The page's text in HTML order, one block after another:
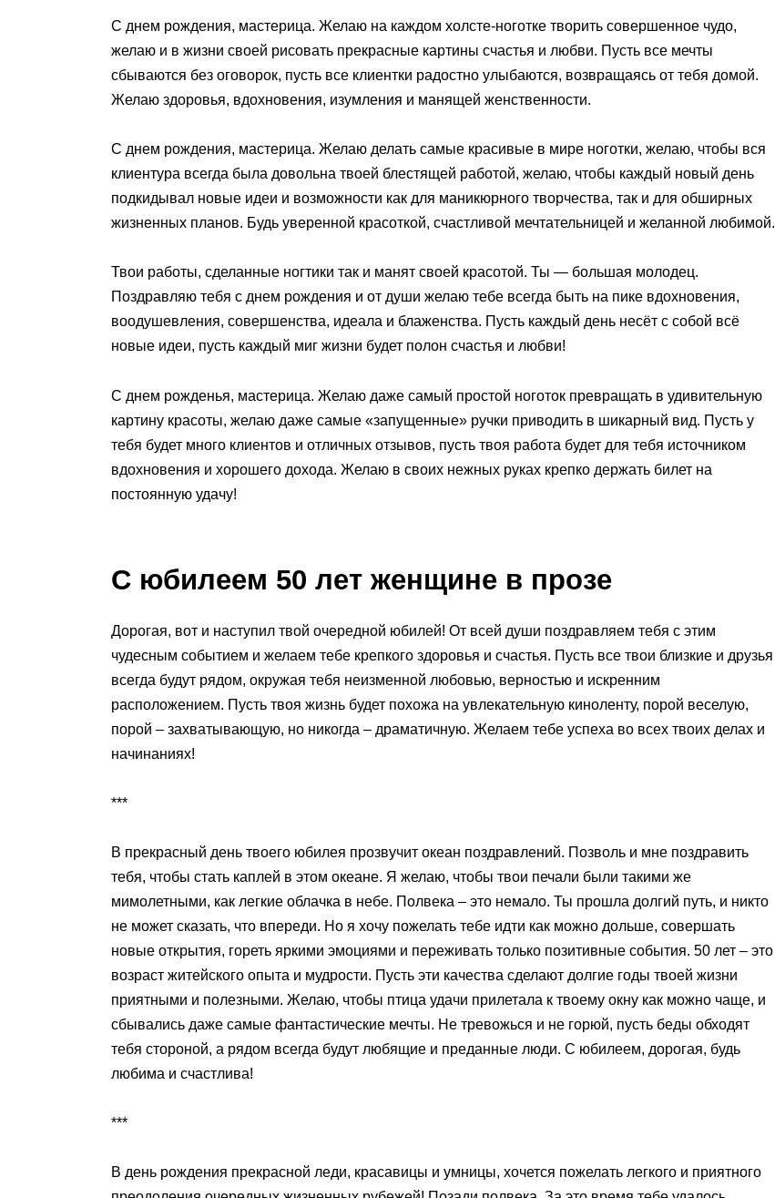
С днем рождения, мастерица. Желаю на каждом холсте-ноготке творить совершенное чудо,
желаю и в жизни своей рисовать прекрасные картины счастья и любви. Пусть все мечты
сбываются без оговорок, пусть все клиентки радостно улыбаются, возвращаясь от тебя домой.
Желаю здоровья, вдохновения, изумления и манящей женственности.
С днем рождения, мастерица. Желаю делать самые красивые в мире ноготки, желаю, чтобы вся
клиентура всегда была довольна твоей блестящей работой, желаю, чтобы каждый новый день
подкидывал новые идеи и возможности как для маникюрного творчества, так и для обширных
жизненных планов. Будь уверенной красоткой, счастливой мечтательницей и желанной любимой.
Твои работы, сделанные ногтики так и манят своей красотой. Ты — большая молодец.
Поздравляю тебя с днем рождения и от души желаю тебе всегда быть на пике вдохновения,
воодушевления, совершенства, идеала и блаженства. Пусть каждый день несёт с собой всё
новые идеи, пусть каждый миг жизни будет полон счастья и любви!
С днем рожденья, мастерица. Желаю даже самый простой ноготок превращать в удивительную
картину красоты, желаю даже самые «запущенные» ручки приводить в шикарный вид. Пусть у
тебя будет много клиентов и отличных отзывов, пусть твоя работа будет для тебя источником
вдохновения и хорошего дохода. Желаю в своих нежных руках крепко держать билет на
постоянную удачу!
С юбилеем 50 лет женщине в прозе
Дорогая, вот и наступил твой очередной юбилей! От всей души поздравляем тебя с этим
чудесным событием и желаем тебе крепкого здоровья и счастья. Пусть все твои близкие и друзья
всегда будут рядом, окружая тебя неизменной любовью, верностью и искренним
расположением. Пусть твоя жизнь будет похожа на увлекательную киноленту, порой веселую,
порой – захватывающую, но никогда – драматичную. Желаем тебе успеха во всех твоих делах и
начинаниях!
***
В прекрасный день твоего юбилея прозвучит океан поздравлений. Позволь и мне поздравить
тебя, чтобы стать каплей в этом океане. Я желаю, чтобы твои печали были такими же
мимолетными, как легкие облачка в небе. Полвека – это немало. Ты прошла долгий путь, и никто
не может сказать, что впереди. Но я хочу пожелать тебе идти как можно дольше, совершать
новые открытия, гореть яркими эмоциями и переживать только позитивные события. 50 лет – это
возраст житейского опыта и мудрости. Пусть эти качества сделают долгие годы твоей жизни
приятными и полезными. Желаю, чтобы птица удачи прилетала к твоему окну как можно чаще, и
сбывались даже самые фантастические мечты. Не тревожься и не горюй, пусть беды обходят
тебя стороной, а рядом всегда будут любящие и преданные люди. С юбилеем, дорогая, будь
любима и счастлива!
***
В день рождения прекрасной леди, красавицы и умницы, хочется пожелать легкого и приятного